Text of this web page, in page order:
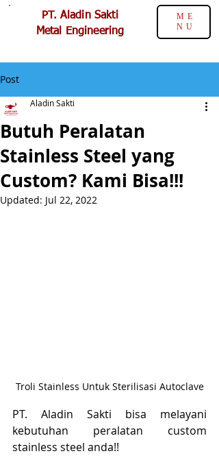
PT. Aladin Sakti
Metal Engineering
ME
NU
Post
Butuh Peralatan
Stainless Steel yang
Custom? Kami Bisa!!!
Aladin Sakti
Updated: Jul 22, 2022
Troli Stainless Untuk Sterilisasi Autoclave
PT. Aladin Sakti bisa melayani
kebutuhan peralatan custom
stainless steel anda!!